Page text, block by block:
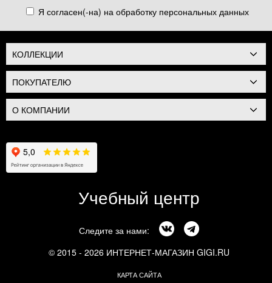
Я согласен(-на) на обработку персональных данных
КОЛЛЕКЦИИ
ПОКУПАТЕЛЮ
О КОМПАНИИ
Учебный центр
Следите за нами:
© 2015 - 2026 ИНТЕРНЕТ-МАГАЗИН GIGI.RU
КАРТА САЙТА